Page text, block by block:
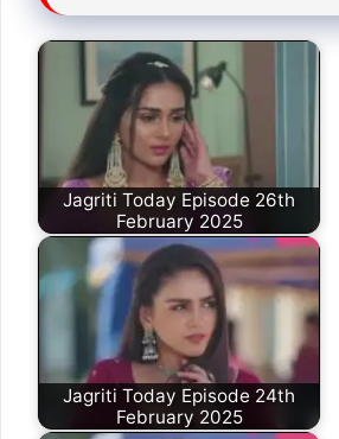
Jagriti Today Episode 26th
February 2025
Jagriti Today Episode 24th
February 2025